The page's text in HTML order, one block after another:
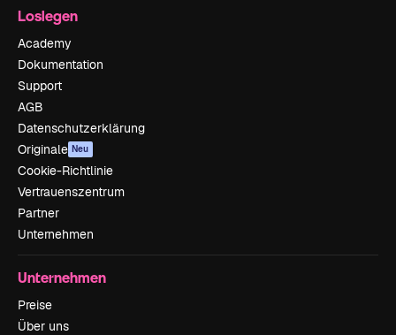
Loslegen
Academy
Dokumentation
Support
AGB
Datenschutzerklärung
Originale Neu
Cookie-Richtlinie
Vertrauenszentrum
Partner
Unternehmen
Unternehmen
Preise
Über uns